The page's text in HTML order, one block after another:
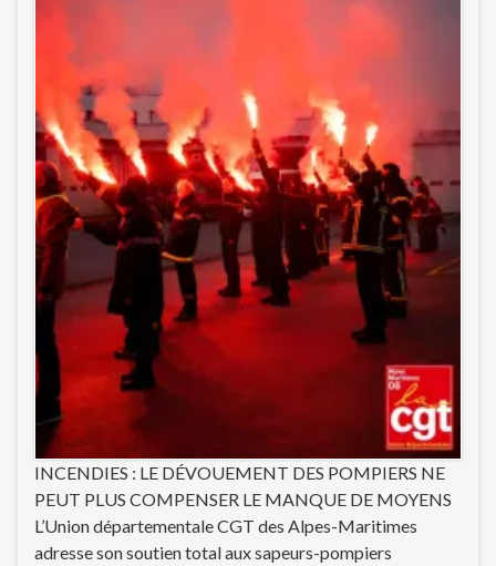
INCENDIES : LE DÉVOUEMENT DES POMPIERS NE
PEUT PLUS COMPENSER LE MANQUE DE MOYENS
L’Union départementale CGT des Alpes-Maritimes
adresse son soutien total aux sapeurs-pompiers